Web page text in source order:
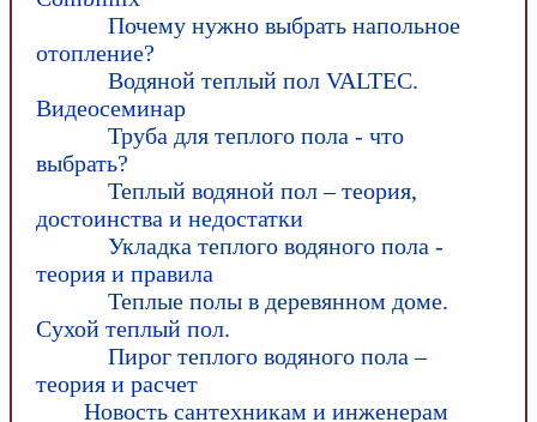
Почему нужно выбрать напольное
отопление?
Водяной теплый пол VALTEC.
Видеосеминар
Труба для теплого пола - что
выбрать?
Теплый водяной пол – теория,
достоинства и недостатки
Укладка теплого водяного пола -
теория и правила
Теплые полы в деревянном доме.
Сухой теплый пол.
Пирог теплого водяного пола –
теория и расчет
Новость сантехникам и инженерам